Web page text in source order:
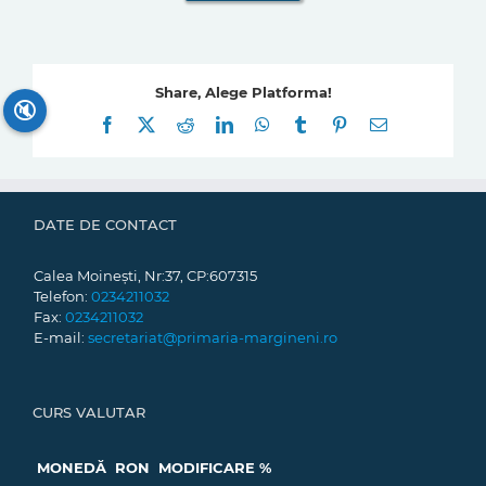
Share, Alege Platforma!
Facebook
RedditLinkedInWhatsApp
Tumblr Pinterest
E-
DATE DE CONTACT
Calea Moinești, Nr:37, CP:607315
Telefon: 0234211032
Fax: 0234211032
E-mail: secretariat@primaria-margineni.ro
CURS VALUTAR
MONEDĂ RON
MODIFICARE %
🔇